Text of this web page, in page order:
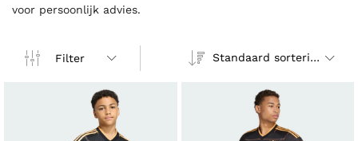
voor persoonlijk advies.
Filter Standaard sortering